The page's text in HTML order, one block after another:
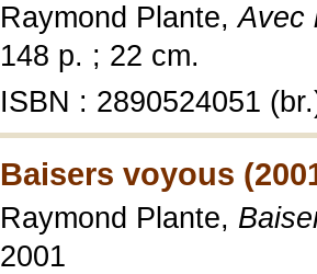
Raymond Plante,Avec
148 p. ; 22 cm.
ISBN : 2890524051
Baisers voyous
Raymond Plante,
2001